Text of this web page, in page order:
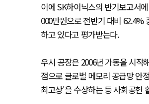
이에 SK하이닉스의 반기보고서
000만원으로 전반기 대비 62.4%
하고 있다고 평가받는다.
우시 공장은 2006년 가동을 시작
점으로 글로벌 메모리 공급망 안
최고상'을 수상하는 등 사회공헌